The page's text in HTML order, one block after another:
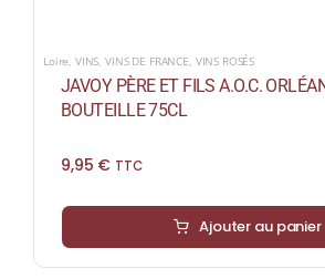
Loire VINS ,VINS DE FRANCE VINS ROSÉS
JAVOY PÈRE ET FILS A.O.C.
BOUTEILLE 75CL
9,95 € TTC
Ajouter au panier